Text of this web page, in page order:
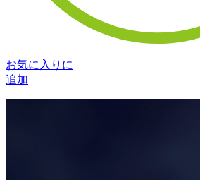
お気に入りに
追加